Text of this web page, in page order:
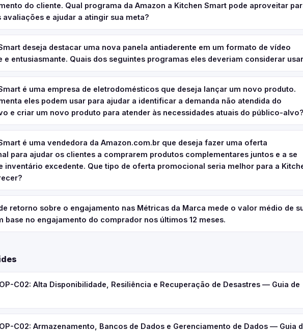
do cliente. Qual programa da Amazon a Kitchen Smart pode aproveitar
avaliações e ajudar a atingir sua meta?
deseja destacar uma nova panela antiaderente em um formato de vídeo
e entusiasmante. Quais dos seguintes programas eles deveriam considerar
é uma empresa de eletrodomésticos que deseja lançar um novo produto.
eles podem usar para ajudar a identificar a demanda não atendida do
e criar um novo produto para atender às necessidades atuais do público-alvo?
é uma vendedora da Amazon.com.br que deseja fazer uma oferta
para ajudar os clientes a comprarem produtos complementares juntos e a se
inventário excedente. Que tipo de oferta promocional seria melhor para a
retorno sobre o engajamento nas Métricas da Marca mede o valor médio de
base no engajamento do comprador nos últimos 12 meses.
C02: Alta Disponibilidade, Resiliência e Recuperação de Desastres — Guia de
C02: Armazenamento, Bancos de Dados e Gerenciamento de Dados — Guia